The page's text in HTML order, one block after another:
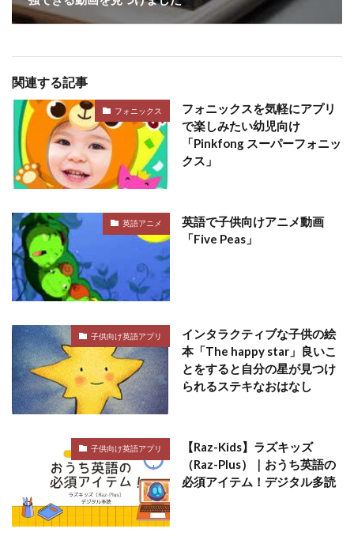
関連する記事
フォニックス
フォニックスを気軽にアプリ
で楽しみたい幼児向け
「Pinkfong スーパーフォニッ
クス」
英語アニメ
英語で子供向けアニメ動画
「Five Peas」
子供向け英語アプリ
インタラクティブな子供の絵
本「The happy star」良いこ
とをすると自分の星が見つけ
られるステキなおはなし
子供向け英語アプリ
【Raz-Kids】ラズキッズ
（Raz-Plus）｜おうち英語の
必須アイテム！デジタル多読